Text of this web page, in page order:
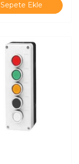
Sepete Ekle